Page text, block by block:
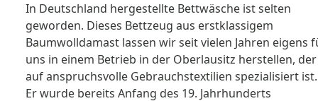
In Deutschland hergestellte Bettwäsche ist selten
geworden. Dieses Bettzeug aus erstklassigem
Baumwolldamast lassen wir seit vielen Jahren eigens
uns in einem Betrieb in der Oberlausitz herstellen, der
auf anspruchsvolle Gebrauchstextilien spezialisiert ist.
Er wurde bereits Anfang des 19. Jahrhunderts